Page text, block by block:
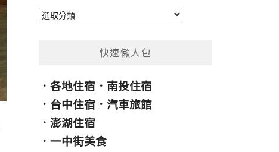
分
快速懶人包
．各地住宿 ． 南投住宿
． 台中住宿 ．汽車旅館
．澎湖住宿
．一中街美食